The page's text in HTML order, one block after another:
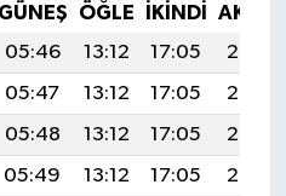
GÜNEŞ ÖĞLE İKINDI
05:46 13:12 17:05
20:27
05:47 13:12 17:05
20:26
05:48 13:12 17:05
20:25
05:49 13:12 17:05
20:24